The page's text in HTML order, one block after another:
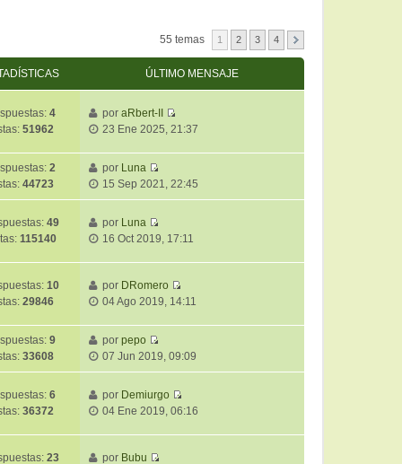
55 temas 1 2 3 4
ÚLTIMO MENSAJE
4
51962
poraRbert-II
V
r
l
m
e
n
j
23 Ene 2025, 21:37
2
44723
por Luna
V
l
t
m
o
m
n
s
a
j
15 Sep 2021, 22:45
49
115140
por Luna
V
r
ú
l
o
e
n
16 Oct 2019, 17:11
10
29846
por DRomero
V
r
l
m
04 Ago 2019, 14:11
9
33608
porpepo
V
ú
l
t
07 Jun 2019, 09:09
6
36372
por Demiurgo
V
r
04 Ene 2019, 06:16
23
por Bubu